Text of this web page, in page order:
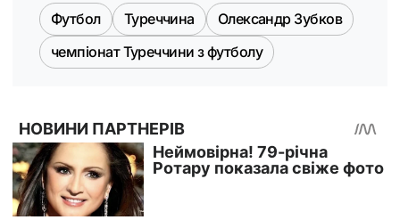
Футбол Туреччина
Олександр Зубков
чемпіонат Туреччини з футболу